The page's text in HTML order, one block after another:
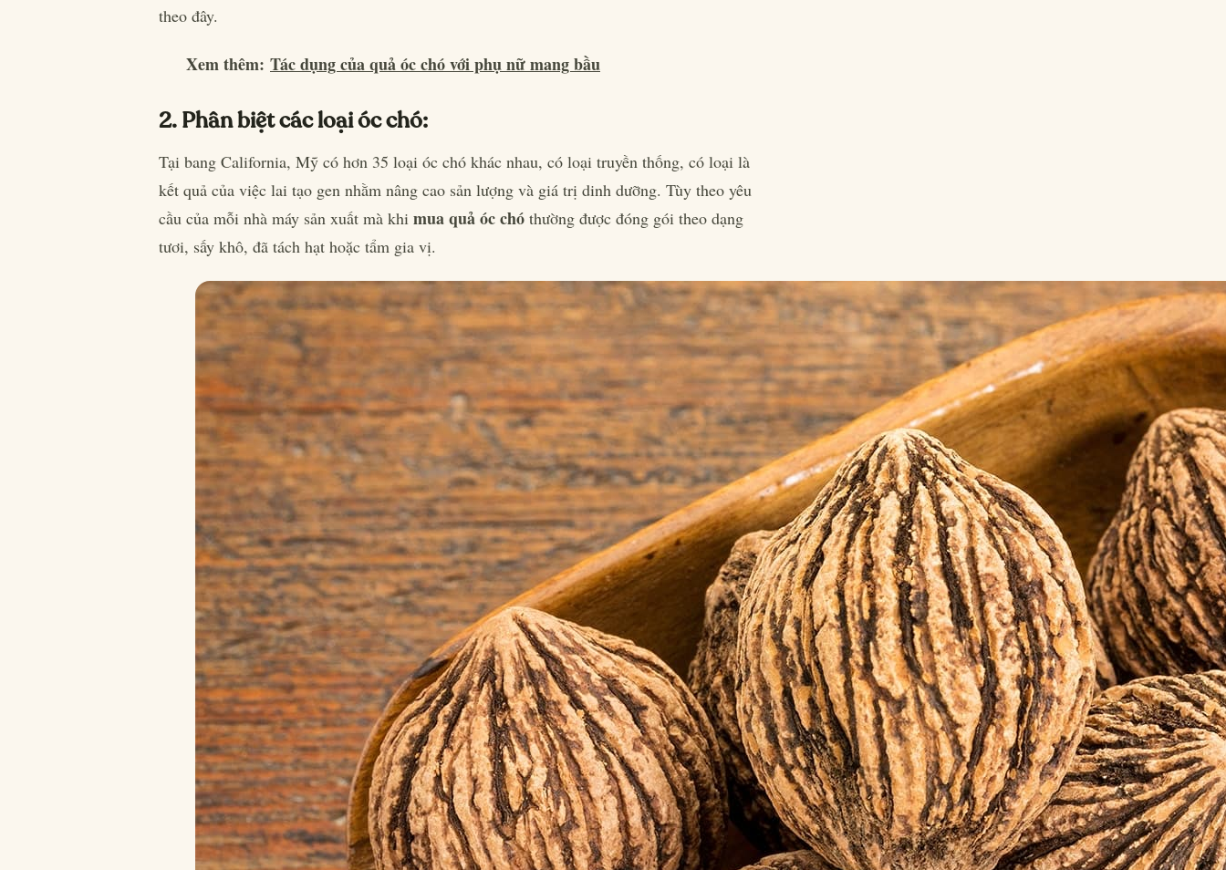
theo đây.
Xem thêm: Tác dụng của quả óc chó với phụ nữ mang bầu
2. Phân biệt các loại óc chó:
Tại bang California, Mỹ có hơn 35 loại óc chó khác nhau, có loại truyền thống, có loại là
kết quả của việc lai tạo gen nhằm nâng cao sản lượng và giá trị dinh dưỡng. Tùy theo yêu
cầu của mỗi nhà máy sản xuất mà khi mua quả óc chó thường được đóng gói theo dạng
tươi, sấy khô, đã tách hạt hoặc tẩm gia vị.